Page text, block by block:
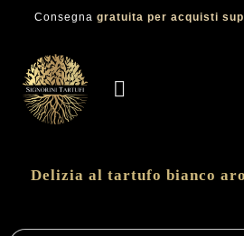
Consegna gratuita per acquisti
Delizia al tartufo bianco